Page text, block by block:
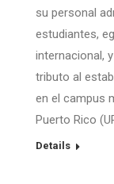
su personal
estudiantes,
internacional,
tributo al
en el campus
Puerto Rico
Details